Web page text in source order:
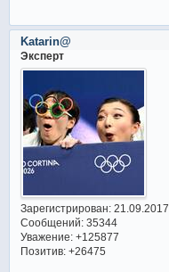
Katarin@
Эксперт
Зарегистрирован: 21.09.2017
Сообщений:35344
Уважение: +125877
Позитив: +26475